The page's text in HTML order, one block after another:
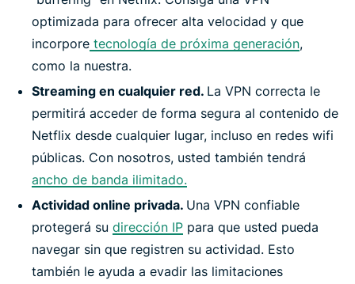
optimizada para ofrecer alta velocidad y que
incorpore tecnología de próxima generación,
como la nuestra.
Streaming en cualquier red. La VPN correcta le
permitirá acceder de forma segura al contenido de
Netflix desde cualquier lugar, incluso en redes wifi
públicas. Con nosotros, usted también tendrá
ancho de banda ilimitado.
Actividad online privada. Una VPN confiable
protegerá su dirección IP para que usted pueda
navegar sin que registren su actividad. Esto
también le ayuda a evadir las limitaciones